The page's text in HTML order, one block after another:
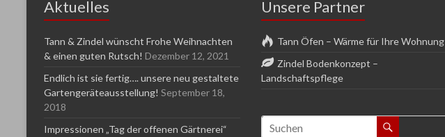
Aktuelles
Tann & Zindel wünscht Frohe Weihnachten
& einen guten Rutsch! Dezember 12, 2021
Endlich ist sie fertig…. unsere neu gestaltete
Gartengeräteausstellung! September 18,
2018
Impressionen „Tag der offenen Gärtnerei“
Unsere Partner
Tann Öfen – Wärme für Ihre Wohnung
Zindel Bodenkonzept –
Landschaftspflege